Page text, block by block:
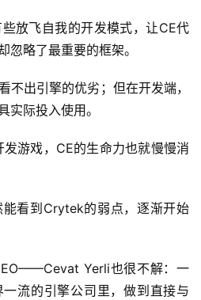
放飞自我的开发模式，让CE代
忽略了最重要的框架。
不出引擎的优劣；但在开发端，
实际投入使用。
游戏，CE的生命力也就慢慢消
看到Crytek的弱点，逐渐开始
Yerli也很不解：一
流的引擎公司里，做到直接与